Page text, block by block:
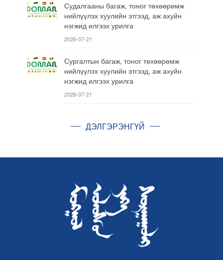
Судалгааны багаж, тоног төхөөрөмж
нийлүүлэх хуулийн этгээд, аж ахуйн
нэгжид илгээх урилга
2026-07-21
Сургалтын багаж, тоног төхөөрөмж
нийлүүлэх хуулийн этгээд, аж ахуйн
нэгжид илгээх урилга
2026-07-21
ДЭЛГЭРЭНГҮЙ